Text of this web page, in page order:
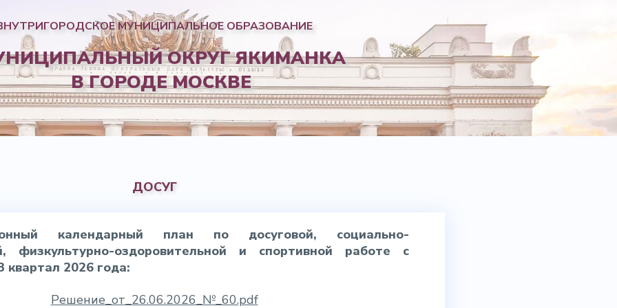
МУНИЦИПАЛЬНОЕ ОБРАЗОВАНИЕ
ОКРУГ ЯКИМАНКА
В ГОРОДЕ МОСКВЕ
ДОСУГ
календарный план по досуговой, социально-
физкультурно-оздоровительной и спортивной работе с
квартал 2026 года:
Решение_от_26.06.2026_№_60.pdf